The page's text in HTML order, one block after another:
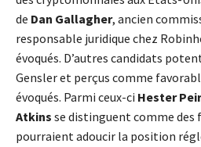
de Dan Gallagher, ancien
responsable juridique chez
évoqués. D’autres candidats
Gensler et perçus comme
évoqués. Parmi ceux-ci Hester
Atkins se distinguent comme des
pourraient adoucir la position